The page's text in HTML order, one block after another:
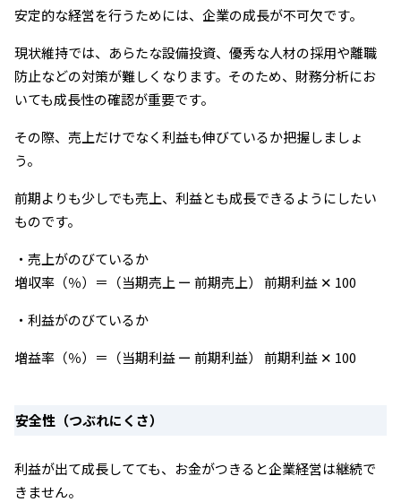
安定的な経営を行うためには、企業の成長が不可欠です。
現状維持では、あらたな設備投資、優秀な人材の採用や離職
防止などの対策が難しくなります。そのため、財務分析にお
いても成長性の確認が重要です。
その際、売上だけでなく利益も伸びているか把握しましょ
う。
前期よりも少しでも売上、利益とも成長できるようにしたい
ものです。
・売上がのびているか
増収率（％）＝（当期売上 ー 前期売上） 前期利益 ✕ 100
・利益がのびているか
増益率（％）＝（当期利益 ー 前期利益） 前期利益 ✕ 100
安全性（つぶれにくさ）
利益が出て成長してても、お金がつきると企業経営は継続で
きません。